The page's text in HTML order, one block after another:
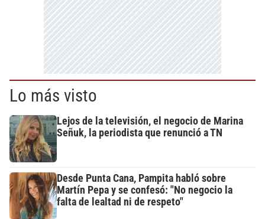
Lo más visto
Lejos de la televisión, el negocio de Marina
Señuk, la periodista que renunció a TN
Desde Punta Cana, Pampita habló sobre
Martín Pepa y se confesó: "No negocio la
falta de lealtad ni de respeto"